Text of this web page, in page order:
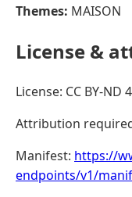
Themes: MAISON
License &
License: CC BY-ND
Attribution
Manifest: https://
endpoints/v1/